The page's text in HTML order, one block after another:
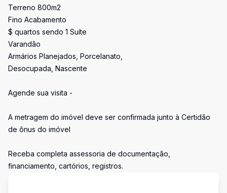
Terreno 800m2
Fino Acabamento
$ quartos sendo 1 Suíte
Varandão
Armários Planejados, Porcelanato,
Desocupada, Nascente
Agende sua visita -
A metragem do imóvel deve ser confirmada junto à Certidão
de ônus do imóvel
Receba completa assessoria de documentação,
financiamento, cartórios, registros.